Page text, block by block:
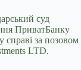
суд
ПриватБанку
за позовом
LTD.